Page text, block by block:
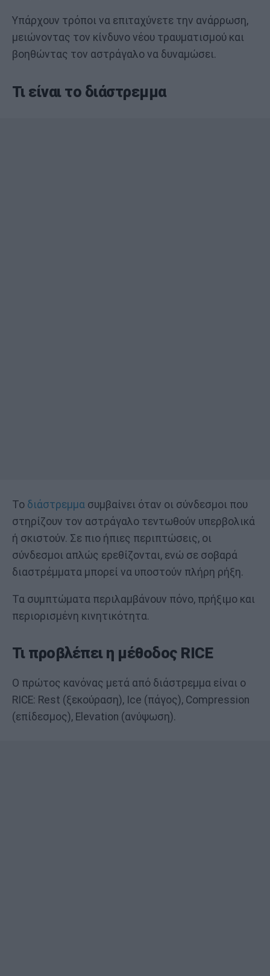
Υπάρχουν τρόποι να επιταχύνετε την ανάρρωση,
μειώνοντας τον κίνδυνο νέου τραυματισμού και
βοηθώντας τον αστράγαλο να δυναμώσει.
Τι είναι το διάστρεμμα
Το διάστρεμμα συμβαίνει όταν οι σύνδεσμοι που
στηρίζουν τον αστράγαλο τεντωθούν υπερβολικά
ή σκιστούν. Σε πιο ήπιες περιπτώσεις, οι
σύνδεσμοι απλώς ερεθίζονται, ενώ σε σοβαρά
διαστρέμματα μπορεί να υποστούν πλήρη ρήξη.
Τα συμπτώματα περιλαμβάνουν πόνο, πρήξιμο και
περιορισμένη κινητικότητα.
Τι προβλέπει η μέθοδος RICE
Ο πρώτος κανόνας μετά από διάστρεμμα είναι ο
RICE: Rest (ξεκούραση), Ice (πάγος), Compression
(επίδεσμος), Elevation (ανύψωση).